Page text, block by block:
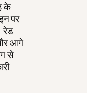
के
पर
रेड
और आगे
से